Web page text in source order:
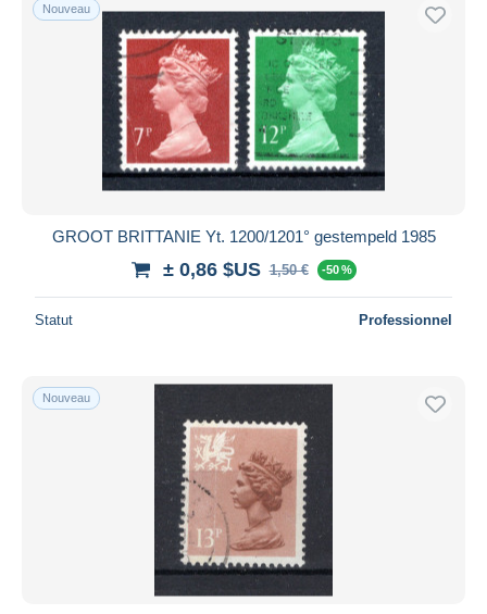
Nouveau
GROOT BRITTANIE Yt. 1200/1201° gestempeld 1985
± 0,86 $US 1,50 € -50 %
Statut Professionnel
Nouveau